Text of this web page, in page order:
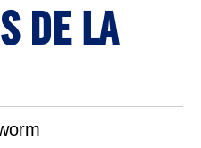
DE LA